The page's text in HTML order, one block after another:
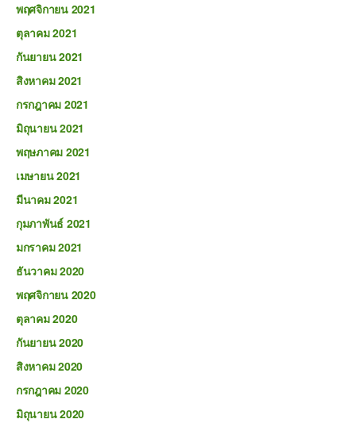
พฤศจิกายน 2021
ตุลาคม 2021
กันยายน 2021
สิงหาคม 2021
กรกฎาคม 2021
มิถุนายน 2021
พฤษภาคม 2021
เมษายน 2021
มีนาคม 2021
กุมภาพันธ์ 2021
มกราคม 2021
ธันวาคม 2020
พฤศจิกายน 2020
ตุลาคม 2020
กันยายน 2020
สิงหาคม 2020
กรกฎาคม 2020
มิถุนายน 2020